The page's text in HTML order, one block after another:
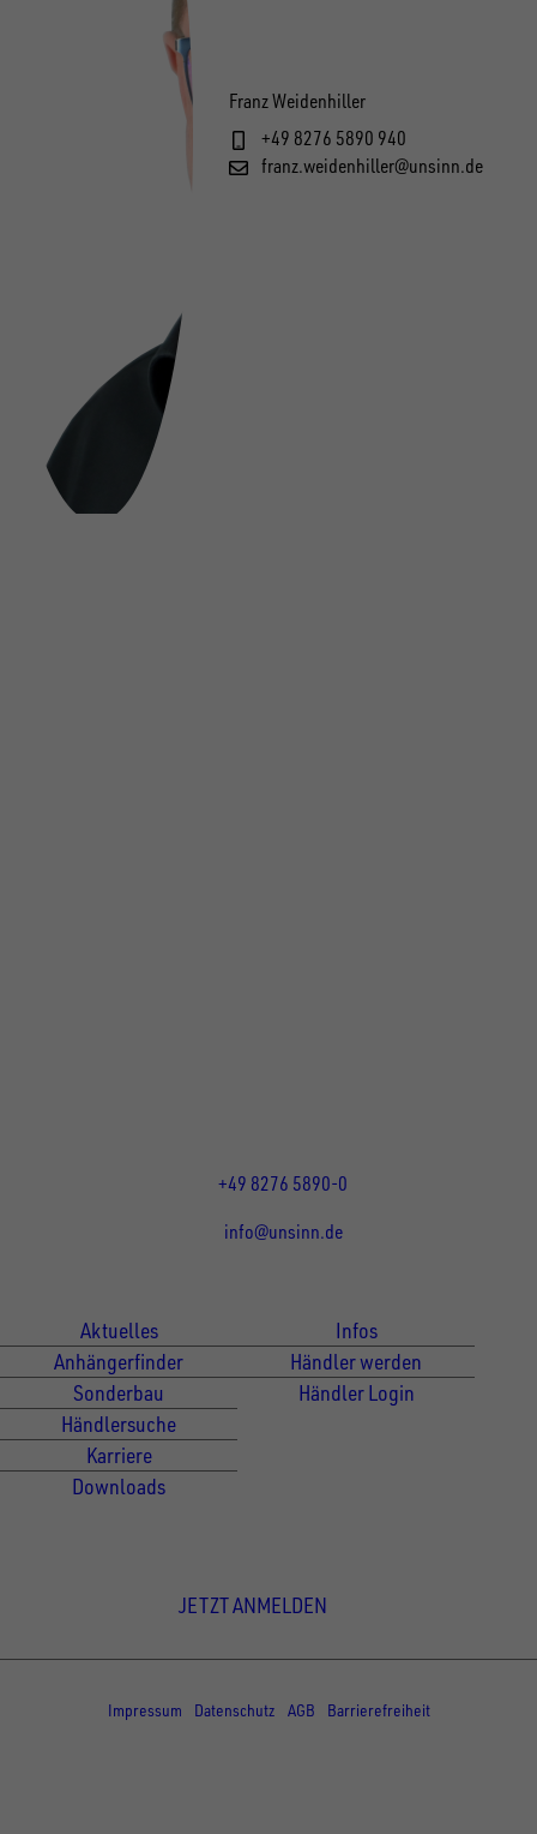
Franz Weidenhiller
+49 8276 5890 940
franz.weidenhiller@unsinn.de
+49 8276 5890-0
info@unsinn.de
Aktuelles
Anhängerfinder
Sonderbau
Händlersuche
Karriere
Downloads
Infos
Händler werden
Händler Login
JETZT ANMELDEN
Impressum
Datenschutz AGB Barrierefreiheit